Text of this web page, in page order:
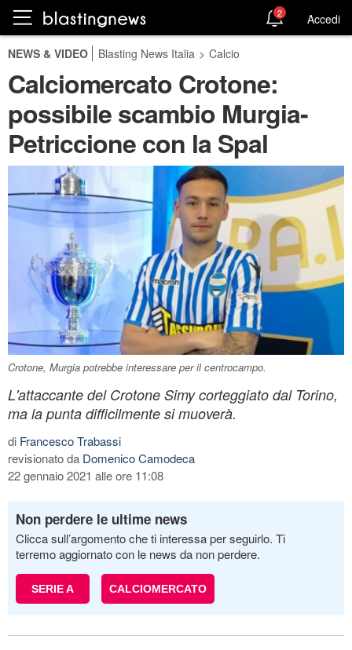
2 Accedi
NEWS & VIDEO Blasting News Italia > Calcio
Calciomercato Crotone:
possibile scambio Murgia-
Petriccione con la Spal
Crotone, Murgia potrebbe interessare per il centrocampo.
L'attaccante del Crotone Simy corteggiato dal Torino,
ma la punta difficilmente si muoverà.
di Francesco Trabassi
revisionato da Domenico Camodeca
22 gennaio 2021 alle ore 11:08
Non perdere le ultime news
Clicca sull’argomento che ti interessa per seguirlo. Ti
terremo aggiornato con le news da non perdere.
SERIE A CALCIOMERCATO